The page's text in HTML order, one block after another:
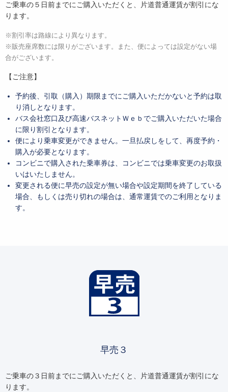
ご乗車の５日前までにご購入いただくと、片道普通運賃が割引にな
ります。
※割引率は路線により異なります。
※販売座席数には限りがございます。また、便によっては設定がない場
合がございます。
【ご注意】
予約後、引取（購入）期限までにご購入いただかないと予約は取
り消しとなります。
バス会社窓口及び高速バスネットＷｅｂでご購入いただいた場合
に限り割引となります。
便により乗車変更ができません。一旦払戻しをして、再度予約・
購入が必要となります。
コンビニで購入された乗車券は、コンビニでは乗車変更のお取扱
いはいたしません。
変更される便に早売の設定が無い場合や設定期間を終了している
場合、もしくは売り切れの場合は、通常運賃でのご利用となりま
す。
早売３
ご乗車の３日前までにご購入いただくと、片道普通運賃が割引にな
ります。